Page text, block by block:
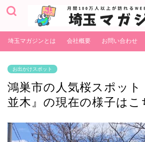
埼玉マガジンとは 会社概要 お問い合わせ
お出かけスポット
鴻巣市の人気桜スポット
並木』の現在の様子はこ